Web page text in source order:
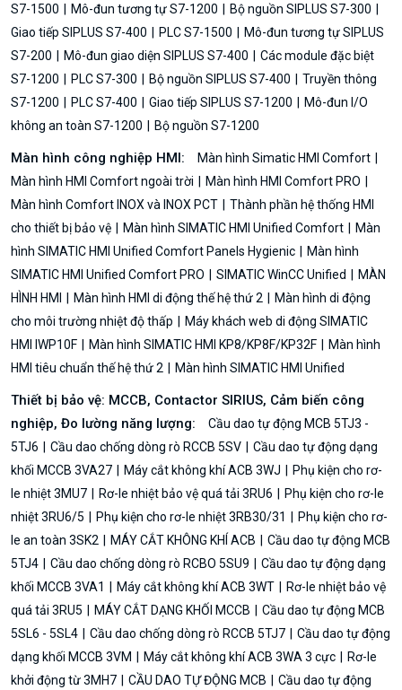
S7-1500
Mô-đun tương tự S7-1200
Bộ nguồn SIPLUS S7-300
Giao tiếp SIPLUS S7-400
PLC S7-1500
Mô-đun tương tự SIPLUS
S7-200
Mô-đun giao diện SIPLUS S7-400
Các module đặc biệt
S7-1200
PLC S7-300 Bộ nguồn SIPLUS S7-400
Truyền thông
S7-1200
PLC S7-400 Giao tiếp SIPLUS S7-1200
Mô-đun I/O
không an toàn S7-1200
Bộ nguồn S7-1200
Màn hình công nghiệp HMI:
Màn hình Simatic HMI Comfort
Màn hình HMI Comfort ngoài trời
Màn hình HMI Comfort PRO
Màn hình Comfort INOX và INOX PCT
Thành phần hệ thống HMI
cho thiết bị bảo vệ
Màn hình SIMATIC HMI Unified Comfort
Màn
hình SIMATIC HMI Unified Comfort Panels Hygienic
Màn hình
SIMATIC HMI Unified Comfort PRO
SIMATIC WinCC Unified
MÀN
HÌNH HMI
Màn hình HMI di động thế hệ thứ 2
Màn hình di động
cho môi trường nhiệt độ thấp
Máy khách web di động SIMATIC
HMI IWP10F
Màn hình SIMATIC HMI KP8/KP8F/KP32F
Màn hình
HMI tiêu chuẩn thế hệ thứ 2
Màn hình SIMATIC HMI Unified
Thiết bị bảo vệ: MCCB, Contactor SIRIUS, Cảm biến công
nghiệp, Đo lường năng lượng:
Cầu dao tự động MCB 5TJ3 -
5TJ6
Cầu dao chống dòng rò RCCB 5SV
Cầu dao tự động dạng
khối MCCB 3VA27
Máy cắt không khí ACB 3WJ
Phụ kiện cho rơ-
le nhiệt 3MU7
Rơ-le nhiệt bảo vệ quá tải 3RU6
Phụ kiện cho rơ-le
nhiệt 3RU6/5
Phụ kiện cho rơ-le nhiệt 3RB30/31
Phụ kiện cho rơ-
le an toàn 3SK2
MÁY CẮT KHÔNG KHÍ ACB
Cầu dao tự động MCB
5TJ4
Cầu dao chống dòng rò RCBO 5SU9
Cầu dao tự động dạng
khối MCCB 3VA1
Máy cắt không khí ACB 3WT
Rơ-le nhiệt bảo vệ
quá tải 3RU5
MÁY CẮT DẠNG KHỐI MCCB
Cầu dao tự động MCB
5SL6 - 5SL4
Cầu dao chống dòng rò RCCB 5TJ7
Cầu dao tự động
dạng khối MCCB 3VM
Máy cắt không khí ACB 3WA 3 cực
Rơ-le
khởi động từ 3MH7
CẦU DAO TỰ ĐỘNG MCB
Cầu dao tự động